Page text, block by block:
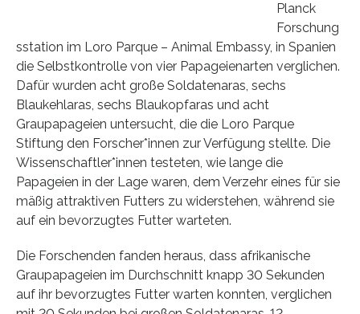
Planck
Forschung
sstation im Loro Parque – Animal Embassy, in Spanien
die Selbstkontrolle von vier Papageienarten verglichen.
Dafür wurden acht große Soldatenaras, sechs
Blaukehlaras, sechs Blaukopfaras und acht
Graupapageien untersucht, die die Loro Parque
Stiftung den Forscher*innen zur Verfügung stellte. Die
Wissenschaftler*innen testeten, wie lange die
Papageien in der Lage waren, dem Verzehr eines für sie
mäßig attraktiven Futters zu widerstehen, während sie
auf ein bevorzugtes Futter warteten.
Die Forschenden fanden heraus, dass afrikanische
Graupapageien im Durchschnitt knapp 30 Sekunden
auf ihr bevorzugtes Futter warten konnten, verglichen